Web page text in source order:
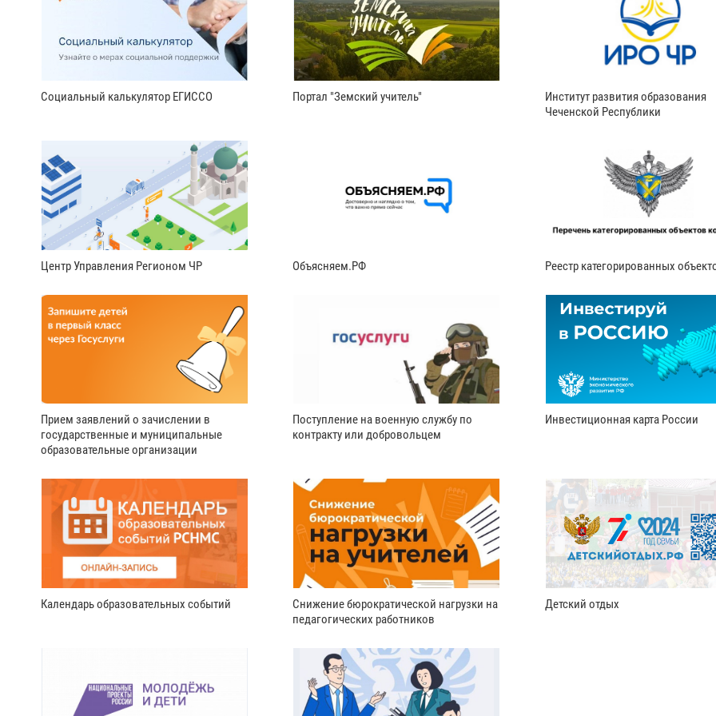
Социальный калькулятор ЕГИССО Портал "Земский учитель"
Институт развития образования
Чеченской Республики
Центр Управления Регионом ЧР Объясняем.РФ Реестр категорированных
Прием заявлений о зачислении в
государственные и муниципальные
образовательные организации
Поступление на военную службу по
контракту или добровольцем
Инвестиционная карта России
Календарь образовательных событий
Снижение бюрократической нагрузки на
педагогических работников
Детский отдых